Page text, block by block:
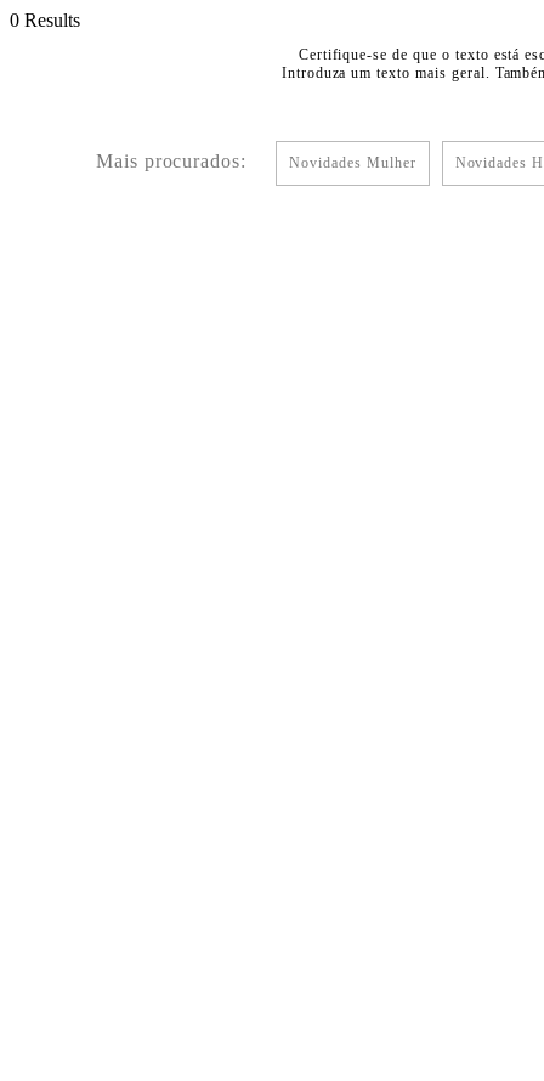
0 Results
Certifique-se de que o texto está
Introduza um texto mais geral.
Mais procurados: Novidades Mulher Novidades